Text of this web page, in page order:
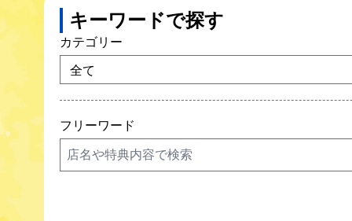
キーワードで探す
カテゴリー
フリーワード